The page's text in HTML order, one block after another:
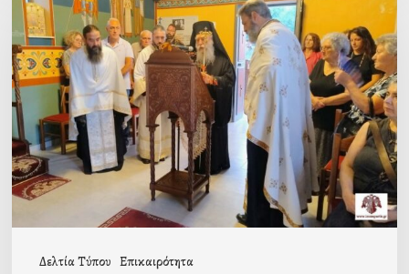
Δελτία Τύπου Επικαιρότητα
Παράκληση
στον
οικισμό
Κατσαρού
προεξάρχοντος
του
Σεβ